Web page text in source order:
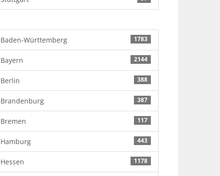
1783
Baden-Württemberg
2144
Bayern
388
Berlin
387
Brandenburg
117
Bremen
443
Hamburg
1178
Hessen